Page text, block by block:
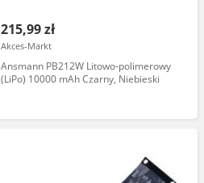
215,99 zł
Akces-Markt
Ansmann PB212W Litowo-polimerowy
(LiPo) 10000 mAh Czarny, Niebieski